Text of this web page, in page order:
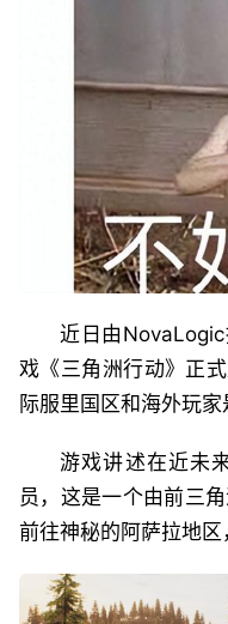
近日由
戏《三角洲行动》正
际服里国区和海外玩家
游戏讲述在近未
员，这是一个由前三
前往神秘的阿萨拉地区